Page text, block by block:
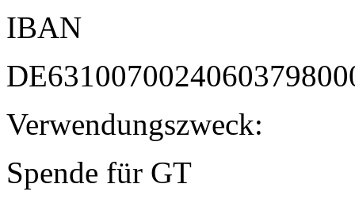
IBAN
Verwendungszweck:
Spende für GT